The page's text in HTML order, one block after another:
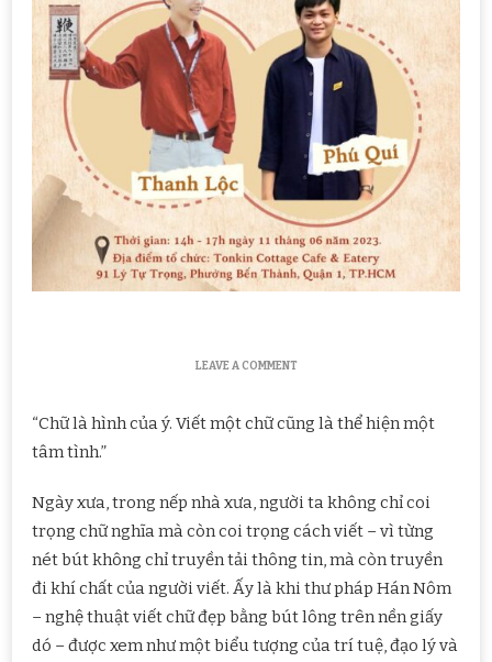
LEAVE A COMMENTON
VĂN
2
CHẶNG
1:
THƯ
PHÁP
HÁN
NÔM
“Chữ là hình của ý. Viết một chữ cũng là thể hiện một
tâm tình.”
Ngày xưa, trong nếp nhà xưa, người ta không chỉ coi
trọng chữ nghĩa mà còn coi trọng cách viết – vì từng
nét bút không chỉ truyền tải thông tin, mà còn truyền
đi khí chất của người viết. Ấy là khi thư pháp Hán Nôm
– nghệ thuật viết chữ đẹp bằng bút lông trên nền giấy
dó – được xem như một biểu tượng của trí tuệ, đạo lý và